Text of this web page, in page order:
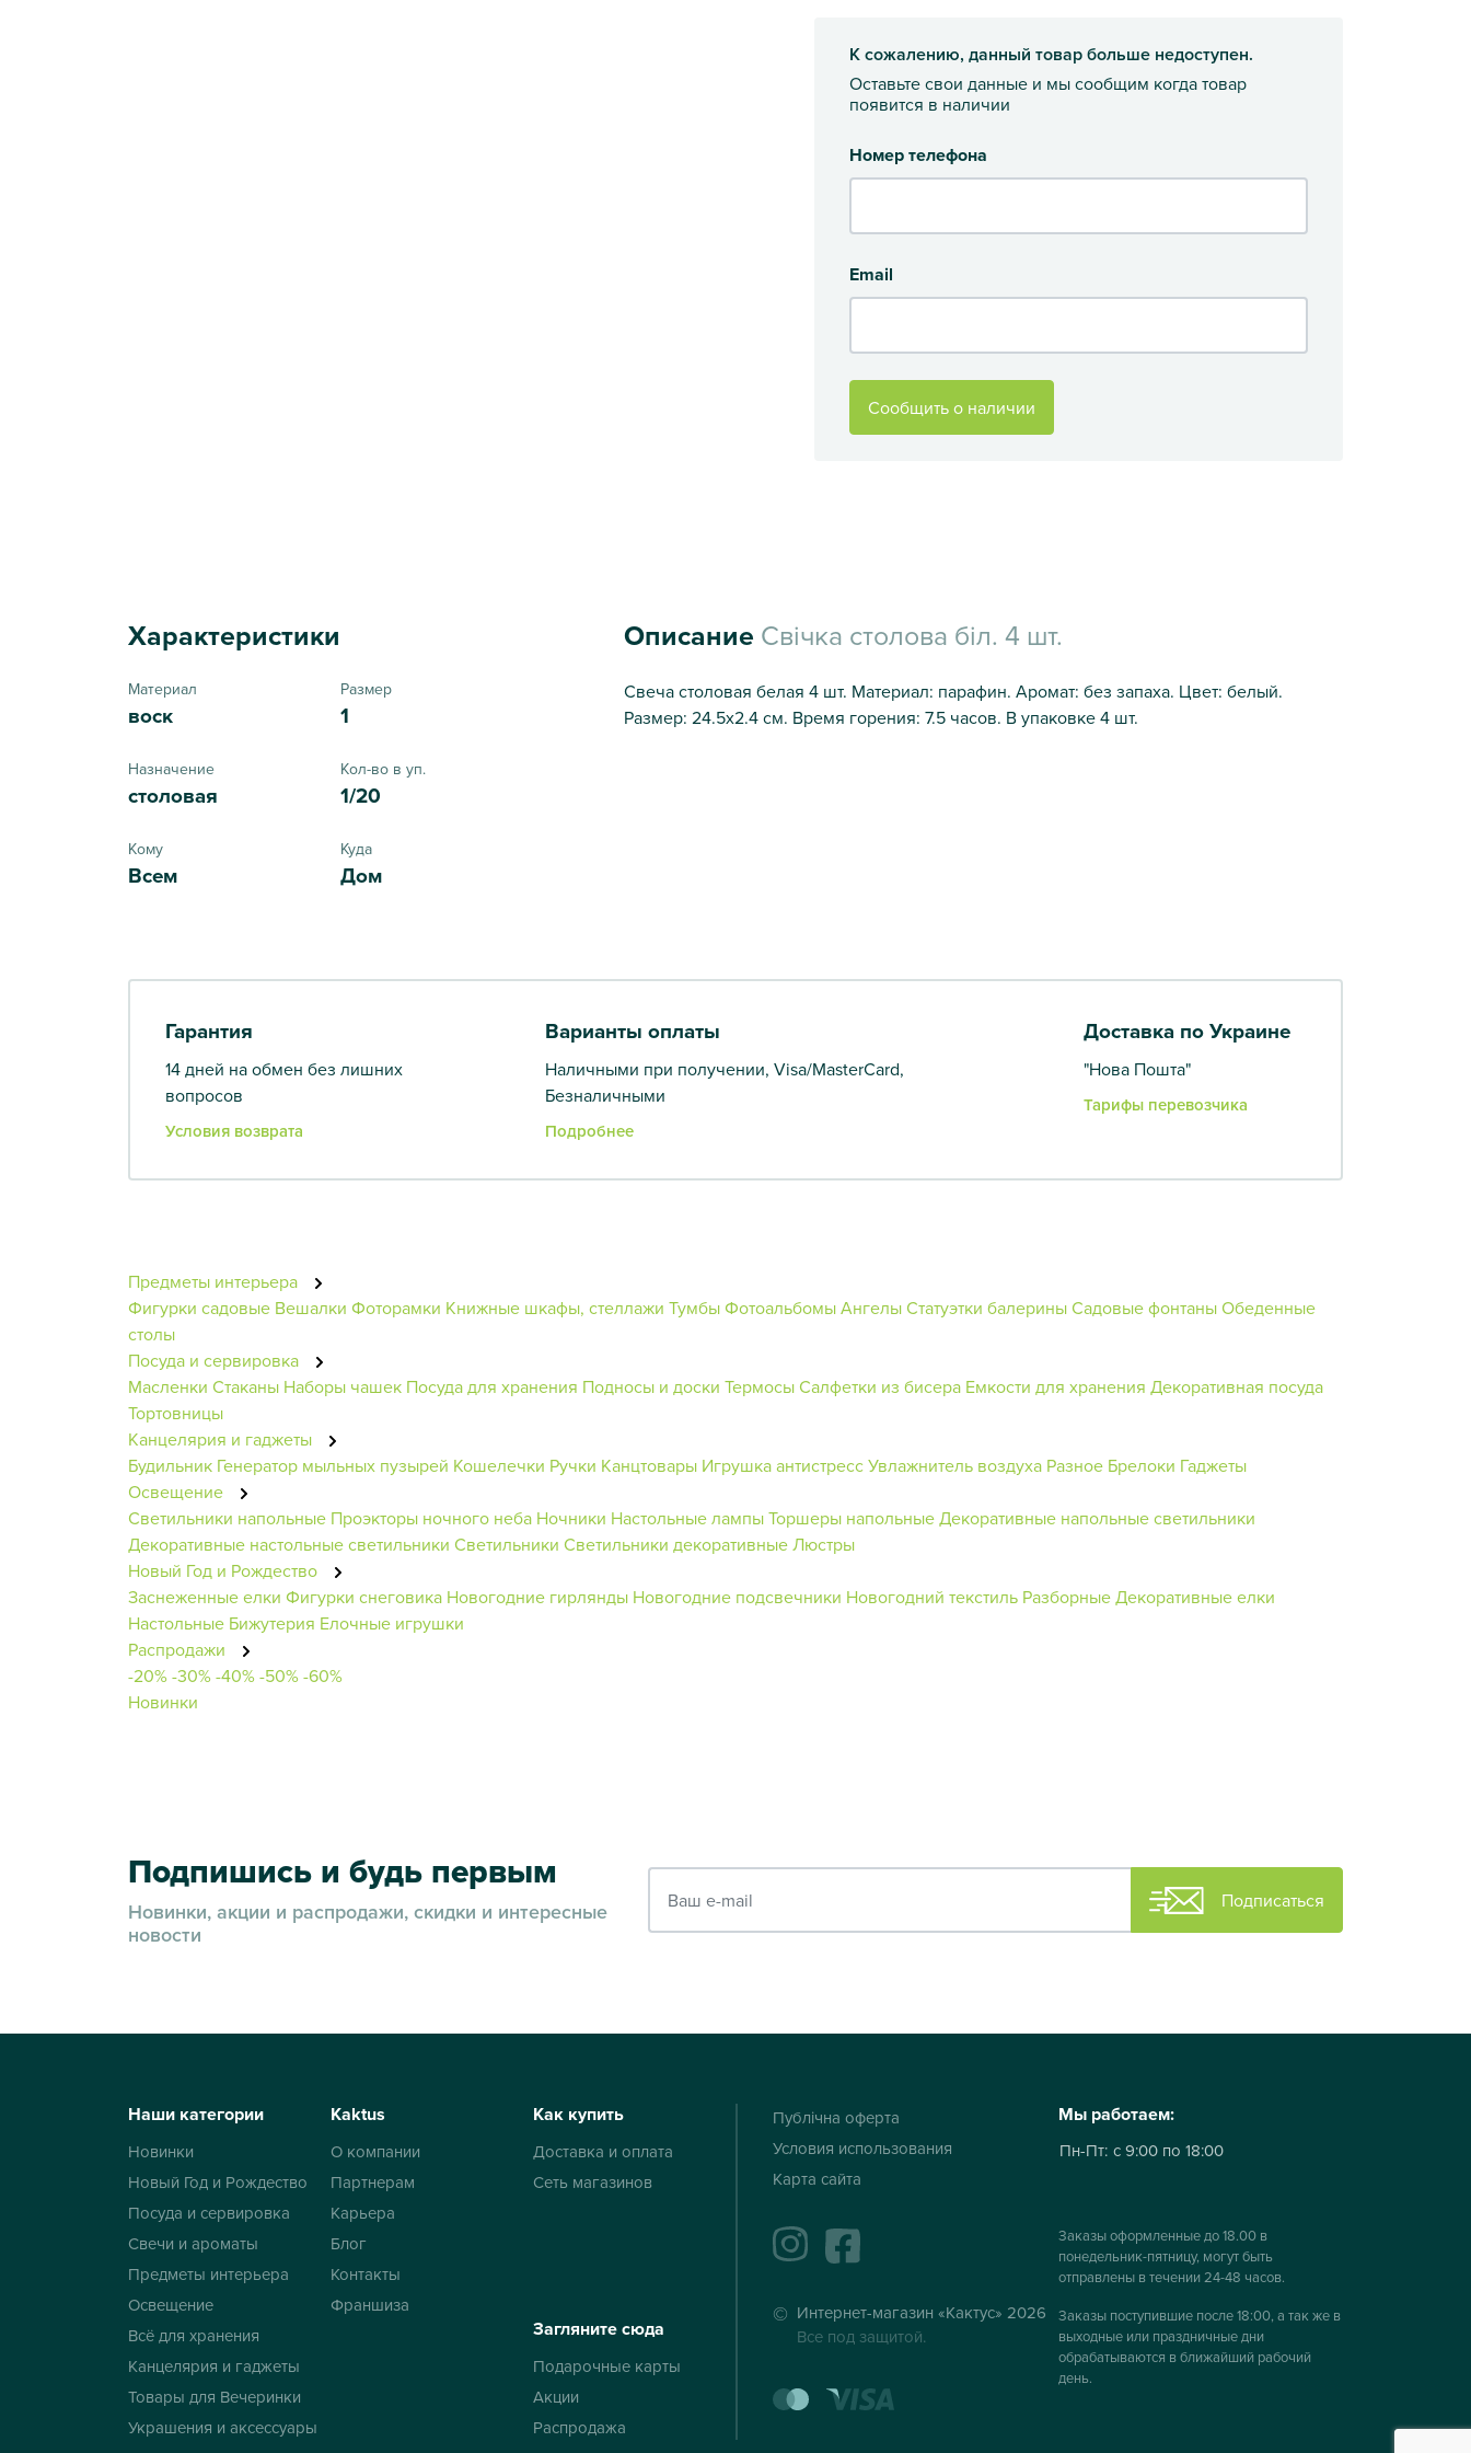
К сожалению, данный товар больше недоступен.
Оставьте свои данные и мы сообщим когда товар
появится в наличии
Номер телефона
Email
Сообщить о наличии
Характеристики
Материал
воск
Размер
1
Назначение
столовая
Кол-во в уп.
1/20
Кому
Всем
Куда
Дом
Описание Свічка столова біл. 4 шт.
Свеча столовая белая 4 шт. Материал: парафин. Аромат: без запаха. Цвет: белый.
Размер: 24.5х2.4 см. Время горения: 7.5 часов. В упаковке 4 шт.
Гарантия
14 дней на обмен без лишних
вопросов
Условия возврата
Варианты оплаты
Наличными при получении, Visa/MasterCard,
Безналичными
Подробнее
Доставка по Украине
"Нова Пошта"
Тарифы перевозчика
Предметы интерьера
Фигурки садовые Вешалки Фоторамки Книжные шкафы, стеллажи ТумбыФотоальбомыАнгелыСтатуэтки балериныСадовые фонтаныОбеденные
столы
Посуда и сервировка
Масленки Стаканы Наборы чашек Посуда для хранения Подносы и доски ТермосыСалфетки из бисера Емкости для хранения Декоративная посуда
Тортовницы
Канцелярия и гаджеты
Будильник Генератор мыльных пузырей Кошелечки Ручки Канцтовары Игрушка антистрессУвлажнитель воздуха Разное Брелоки Гаджеты
Освещение
Светильники напольные Проэкторы ночного неба Ночники Настольные лампыТоршеры напольныеДекоративные напольные светильники
Декоративные настольные светильники Светильники Светильники декоративныеЛюстры
Новый Год и Рождество
Заснеженные елки Фигурки снеговика Новогодние гирлянды Новогодние подсвечники Новогодний текстиль РазборныеДекоративные елки
Настольные Бижутерия Елочные игрушки
Распродажи
-20%-30%-40%-50%-60%
Новинки
Подпишись и будь первым
Новинки, акции и распродажи, скидки и интересные
новости
Подписаться
Наши категории
Новинки
Новый Год и Рождество
Посуда и сервировка
Свечи и ароматы
Предметы интерьера
Освещение
Всё для хранения
Канцелярия и гаджеты
Товары для Вечеринки
Украшения и аксессуары
Kaktus
О компании
Партнерам
Карьера
Блог
Контакты
Франшиза
Как купить
Доставка и оплата
Сеть магазинов
Загляните сюда
Подарочные карты
Акции
Распродажа
Публічна оферта
Условия использования
Карта сайта
instagramfacebook
Интернет-магазин «Кактус» 2026
Все под защитой.
mastercard
Мы работаем:
Пн-Пт: с 9:00 по 18:00
Заказы оформленные до 18.00 в
понедельник-пятницу, могут быть
отправлены в течении 24-48 часов.
Заказы поступившие после 18:00, а так же в
выходные или праздничные дни
обрабатываются в ближайший рабочий
день.